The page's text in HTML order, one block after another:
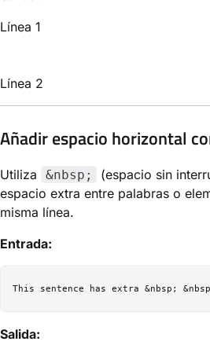
Línea 1
Línea 2
Añadir espacio horizontal
Utiliza &nbsp;
(espacio sin
espacio extra entre palabras o
misma línea.
Entrada:
Salida: